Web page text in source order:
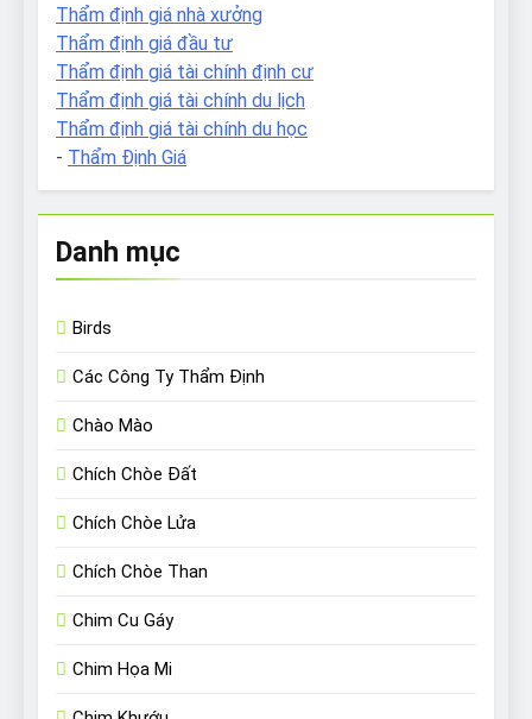
Thẩm định giá nhà xưởng
Thẩm định giá đầu tư
Thẩm định giá tài chính định cư
Thẩm định giá tài chính du lịch
Thẩm định giá tài chính du học
- Thẩm Định Giá
Danh mục
Birds
Các Công Ty Thẩm Định
Chào Mào
Chích Chòe Đất
Chích Chòe Lửa
Chích Chòe Than
Chim Cu Gáy
Chim Họa Mi